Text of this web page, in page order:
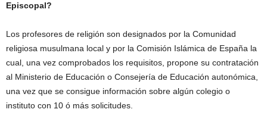
Episcopal?
Los profesores de religión son designados por la Comunidad
religiosa musulmana local y por la Comisión Islámica de España la
cual, una vez comprobados los requisitos, propone su contratación
al Ministerio de Educación o Consejería de Educación autonómica,
una vez que se consigue información sobre algún colegio o
instituto con 10 ó más solicitudes.